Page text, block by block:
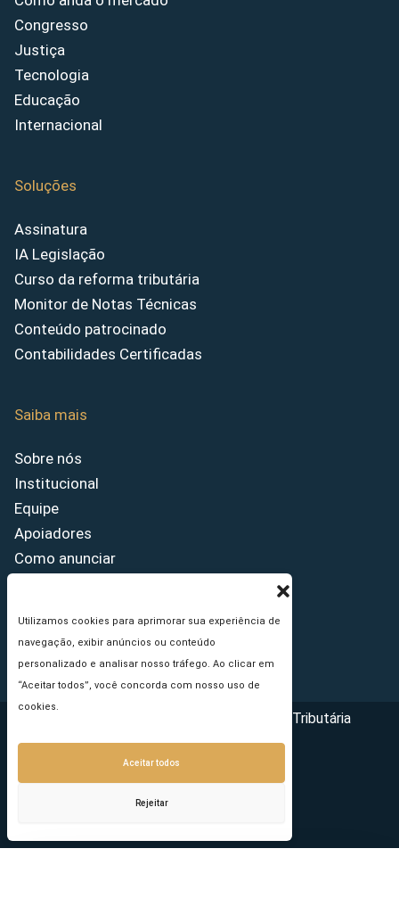
Utilizamos cookies para aprimorar sua experiência de
navegação, exibir anúncios ou conteúdo
personalizado e analisar nosso tráfego. Ao clicar em
“Aceitar todos”, você concorda com nosso uso de
cookies.
Aceitar todos
Rejeitar
Congresso
Justiça
Tecnologia
Educação
Internacional
Soluções
Assinatura
IA Legislação
Curso da reforma tributária
Monitor de Notas Técnicas
Conteúdo patrocinado
Contabilidades Certificadas
Saiba mais
Sobre nós
Institucional
Equipe
Apoiadores
Como anunciar
Princípios Editoriais
Copyright © 2026 - Portal da Reforma Tributária